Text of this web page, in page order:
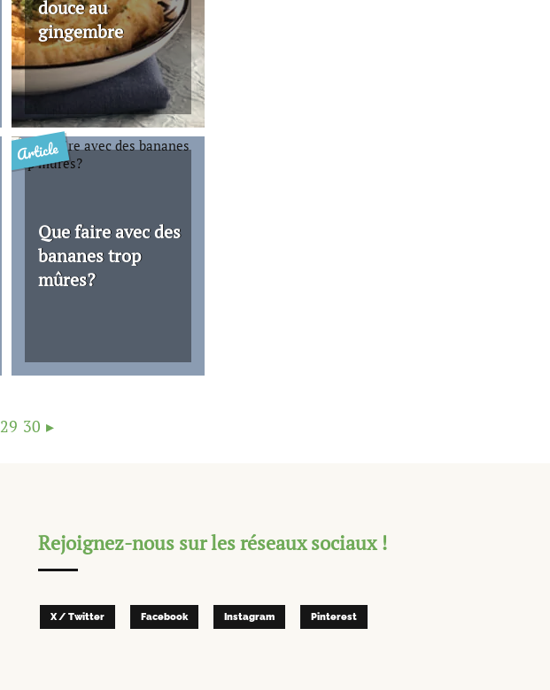
douce au
gingembre
Article
Que faire avec des
bananes trop
mûres?
29 30 ▸
Rejoignez-nous sur les réseaux sociaux !
X / Twitter Facebook Instagram Pinterest